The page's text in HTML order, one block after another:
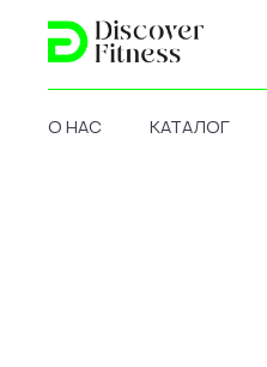
О НАС КАТАЛОГ